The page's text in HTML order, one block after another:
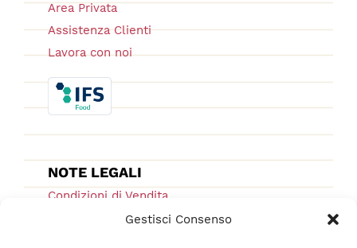
Gestisci Consenso
Area Privata
Assistenza Clienti
Lavora con noi
NOTE LEGALI
Condizioni di Vendita
Ordini e Spedizioni